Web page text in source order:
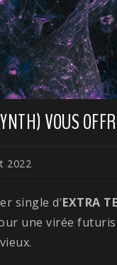
VOUS
2022
single d'EXTRA
une virée